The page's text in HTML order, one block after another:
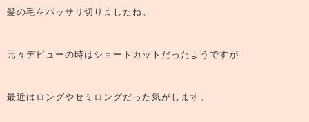
髪の毛をバッサリ切りましたね。
元々デビューの時はショートカットだったようですが
最近はロングやセミロングだった気がします。